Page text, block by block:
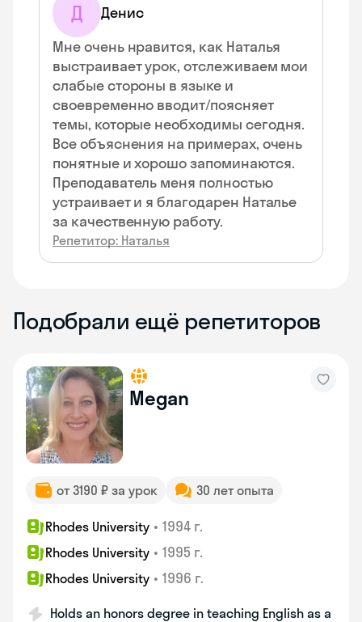
Д
Денис
Мне очень нравится, как Наталья
выстраивает урок, отслеживаем мои
слабые стороны в языке и
своевременно вводит/поясняет
темы, которые необходимы сегодня.
Все объяснения на примерах, очень
понятные и хорошо запоминаются.
Преподаватель меня полностью
устраивает и я благодарен Наталье
за качественную работу.
Репетитор: Наталья
Подобрали ещё репетиторов
Megan
от 3190 ₽ за урок 30 лет опыта
Rhodes University • 1994 г.
Rhodes University • 1995 г.
Rhodes University • 1996 г.
Holds an honors degree in teaching English as a